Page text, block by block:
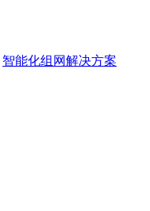
智能化组网解决方案